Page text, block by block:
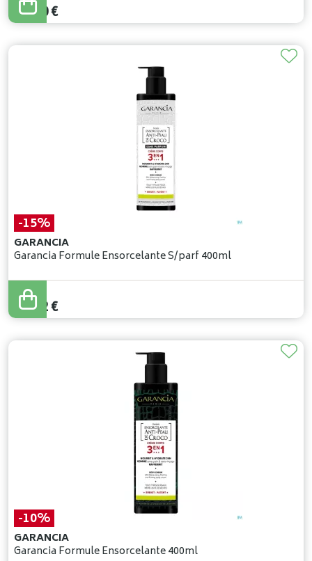
21,60€
-15%
GARANCIA
Garancia Formule Ensorcelante S/parf 400ml
38,50
32,72€
-10%
GARANCIA
Garancia Formule Ensorcelante 400ml